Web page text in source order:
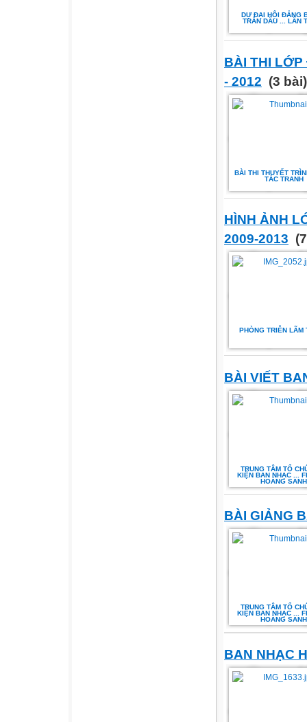
DỰ ĐẠI HỘI ĐẢNG
TRẤN DẦU ... LẦN
BÀI THI
- 2012 (3 bài)
BÀI THI THUYẾT
TÁC TRANH
HÌNH ẢNH
2009-2013
PHÒNG TRIỄN LÃM
BÀI VIẾT
TRUNG TÂM TỔ
KIỆN BAN NHẠC ...
HOÀNG SANH
BÀI GIẢNG
TRUNG TÂM TỔ
KIỆN BAN NHẠC ...
HOÀNG SANH
BAN NHẠC